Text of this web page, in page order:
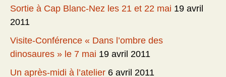
Sortie à Cap Blanc-Nez les 21 et 22 mai 19 avril
2011
Visite-Conférence « Dans l’ombre des
dinosaures » le 7 mai 19 avril 2011
Un après-midi à l’atelier 6 avril 2011